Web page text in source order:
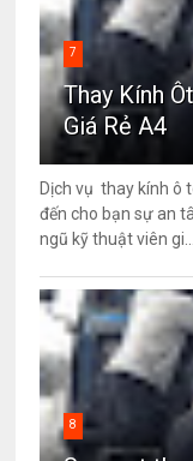
7
Thay Kính
Giá Rẻ A4
Dịch vụ thay kính ô
đến cho bạn sự an
ngũ kỹ thuật viên gi...
8